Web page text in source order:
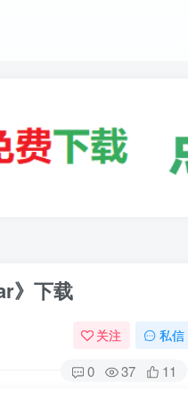
》下载
关注 私信
0 37 11